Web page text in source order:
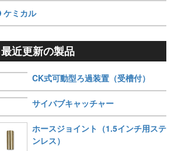
ケミカル
最近更新の製品
CK式可動型ろ過装置（受槽付）
サイバブキャッチャー
ホースジョイント（1.5インチ用ステ
ンレス）